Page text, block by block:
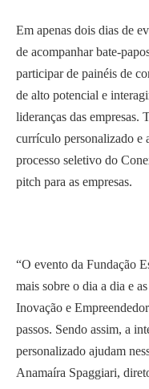
Em apenas dois dias de
de acompanhar bate-
participar de painéis de
de alto potencial e
lideranças das empresas.
currículo personalizado e
processo seletivo do
pitch para as empresas.
“O evento da Fundação
mais sobre o dia a dia e
Inovação e
passos. Sendo assim, a
personalizado ajudam
Anamaíra Spaggiari,